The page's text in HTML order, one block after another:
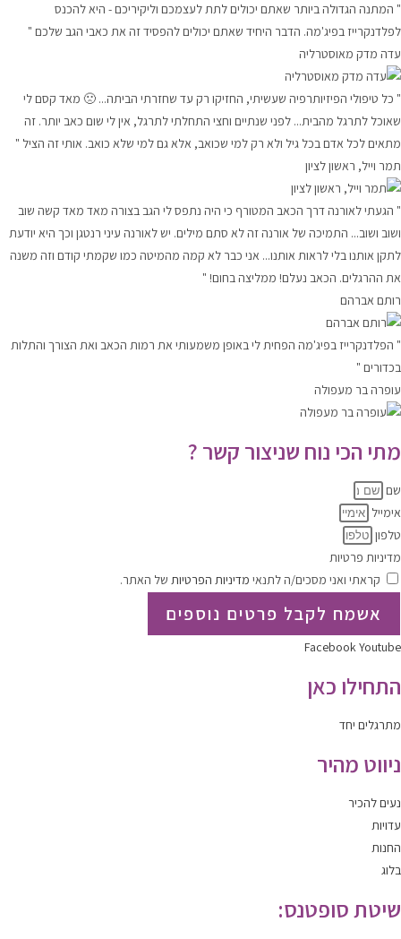
" המתנה הגדולה ביותר שאתם יכולים לתת לעצמכם וליקיריכם - היא להכנס
לפלדנקרייז בפיג'מה. הדבר היחיד שאתם יכולים להפסיד זה את כאבי הגב שלכם "
עדה מדק מאוסטרליה
" כל טיפולי הפיזיותרפיה שעשיתי, החזיקו רק עד שחזרתי הביתה... 🙁 מאד קסם לי
שאוכל לתרגל מהבית... לפני שנתיים וחצי התחלתי לתרגל, אין לי שום כאב יותר. זה
מתאים לכל אדם בכל גיל ולא רק למי שכואב, אלא גם למי שלא כואב. אותי זה הציל "
תמר וייל, ראשון לציון
" הגעתי לאורנה דרך הכאב המטורף כי היה נתפס לי הגב בצורה מאד מאד קשה שוב
ושוב ושוב... התמיכה של אורנה זה לא סתם מילים. יש לאורנה עיני רנטגן וכך היא יודעת
לתקן אותנו בלי לראות אותנו... אני כבר לא קמה מהמיטה כמו שקמתי קודם וזה משנה
את ההרגלים. הכאב נעלם! ממליצה בחום! "
רותם אברהם
" הפלדנקרייז בפיג'מה הפחית לי באופן משמעותי את רמות הכאב ואת הצורך והתלות
בכדורים "
עופרה בר מעפולה
מתי הכי נוח שניצור קשר ?
שם
אימייל
טלפון
מדיניות פרטיות
קראתי ואני מסכים/ה לתנאי מדיניות הפרטיות של האתר.
אשמח לקבל פרטים נוספים
FacebookYoutube
התחילו כאן
מתרגלים יחד
ניווט מהיר
נעים להכיר
עדויות
החנות
בלוג
שיטת סופטנס: